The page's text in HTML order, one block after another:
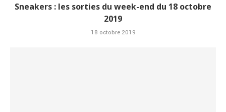
Sneakers : les sorties du week-end du 18 octobre
2019
18 octobre 2019